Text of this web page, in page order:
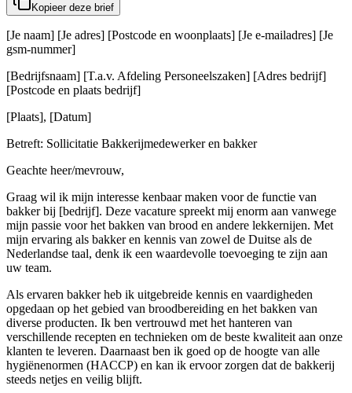
Kopieer deze brief
[Je naam] [Je adres] [Postcode en woonplaats] [Je e-mailadres] [Je
gsm-nummer]
[Bedrijfsnaam] [T.a.v. Afdeling Personeelszaken] [Adres bedrijf]
[Postcode en plaats bedrijf]
[Plaats], [Datum]
Betreft: Sollicitatie Bakkerijmedewerker en bakker
Geachte heer/mevrouw,
Graag wil ik mijn interesse kenbaar maken voor de functie van
bakker bij [bedrijf]. Deze vacature spreekt mij enorm aan vanwege
mijn passie voor het bakken van brood en andere lekkernijen. Met
mijn ervaring als bakker en kennis van zowel de Duitse als de
Nederlandse taal, denk ik een waardevolle toevoeging te zijn aan
uw team.
Als ervaren bakker heb ik uitgebreide kennis en vaardigheden
opgedaan op het gebied van broodbereiding en het bakken van
diverse producten. Ik ben vertrouwd met het hanteren van
verschillende recepten en technieken om de beste kwaliteit aan onze
klanten te leveren. Daarnaast ben ik goed op de hoogte van alle
hygiënenormen (HACCP) en kan ik ervoor zorgen dat de bakkerij
steeds netjes en veilig blijft.